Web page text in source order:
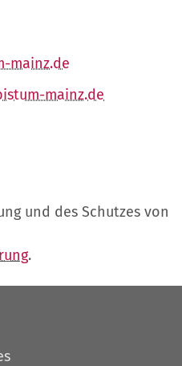
mainz.de
mainz.de
und des Schutzes von
.